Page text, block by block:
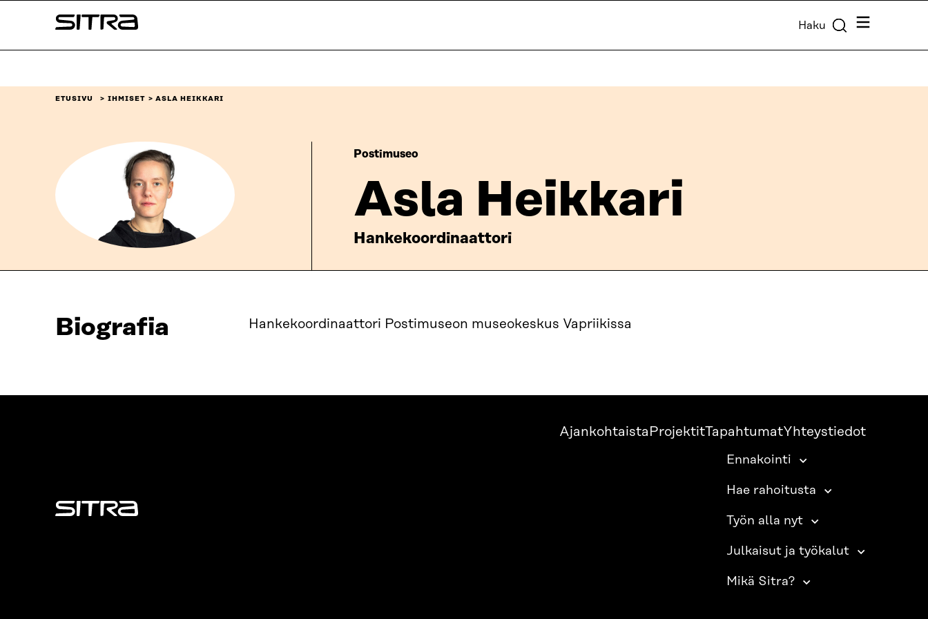
sisältöön
Sitra Haku Valikko
ETUSIVU IHMISET ASLA HEIKKARI
Postimuseo
Asla Heikkari
Hankekoordinaattori
Biografia Hankekoordinaattori Postimuseon museokeskus Vapriikissa
Sitra
Ajankohtaista ProjektitTapahtumatYhteystiedot
Ennakointi
Hae rahoitusta
Työn alla nyt
Julkaisut ja työkalut
Mikä Sitra?